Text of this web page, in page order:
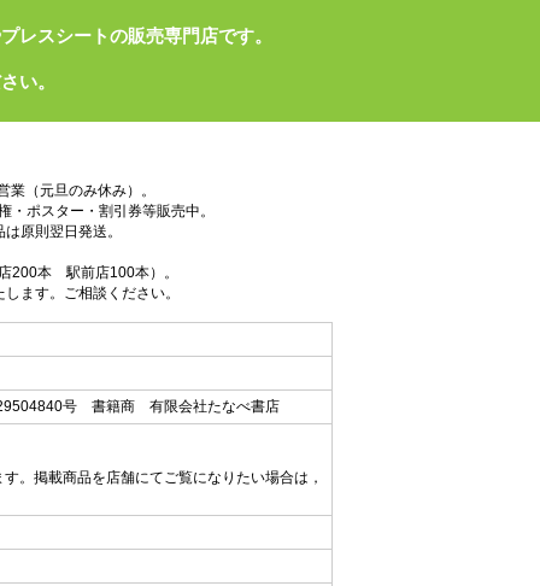
レスシートの販売専門店です。
い。
（元旦のみ休み）。
ポスター・割引券等販売中。
原則翌日発送。
200本 駅前店100本）。
ます。ご相談ください。
号 書籍商 有限会社たなべ書店
。掲載商品を店舗にてご覧になりたい場合は，